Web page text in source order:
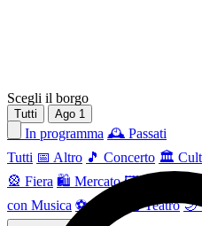
Scegli il borgo
Tutti Ago 1
📅 In programma 🕰 Passati
Tutti 📅 Altro 🎵 Concerto 🏛️
🎡 Fiera 🛍️ Mercato 🖼 Mostra
con Musica ⚽ Sport 🎭 Teatro 🌙